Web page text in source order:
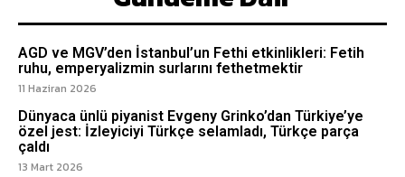
AGD ve MGV’den İstanbul’un Fethi etkinlikleri: Fetih
ruhu, emperyalizmin surlarını fethetmektir
11 Haziran 2026
Dünyaca ünlü piyanist Evgeny Grinko’dan Türkiye’ye
özel jest: İzleyiciyi Türkçe selamladı, Türkçe parça
çaldı
13 Mart 2026